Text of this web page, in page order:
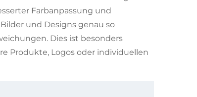
Farbanpassung und
und Designs genau so
Dies ist besonders
Produkte, Logos oder individuellen